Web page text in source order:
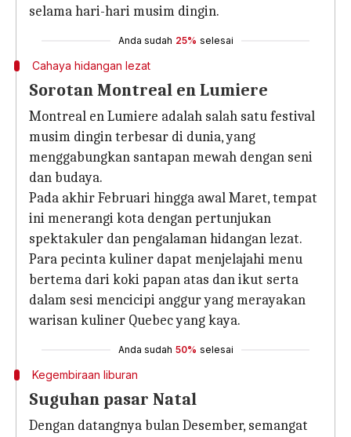
selama hari-hari musim dingin.
Anda sudah 25% selesai
Cahaya hidangan lezat
Sorotan Montreal en Lumiere
Montreal en Lumiere adalah salah satu festival
musim dingin terbesar di dunia, yang
menggabungkan santapan mewah dengan seni
dan budaya.
Pada akhir Februari hingga awal Maret, tempat
ini menerangi kota dengan pertunjukan
spektakuler dan pengalaman hidangan lezat.
Para pecinta kuliner dapat menjelajahi menu
bertema dari koki papan atas dan ikut serta
dalam sesi mencicipi anggur yang merayakan
warisan kuliner Quebec yang kaya.
Anda sudah 50% selesai
Kegembiraan liburan
Suguhan pasar Natal
Dengan datangnya bulan Desember, semangat